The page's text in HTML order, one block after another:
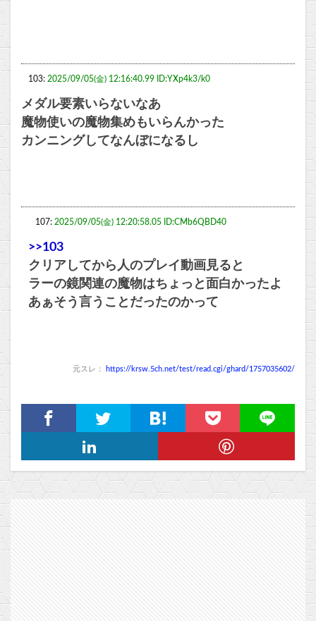
103: 2025/09/05(金) 12:16:40.99 ID:YXp4k3/k0
メダル要素いらないなあ
魔物使いの魔物集めもいらんかった
カンニングしてなんぼになるし
107: 2025/09/05(金) 12:20:58.05 ID:CMb6QBD40
>>103
クリアしてから人のプレイ動画見ると
ラーの鏡関連の魔物はちょっと面白かったよ
あぁそう言うことだったのかって
元スレ： https://krsw.5ch.net/test/read.cgi/ghard/1757035602/